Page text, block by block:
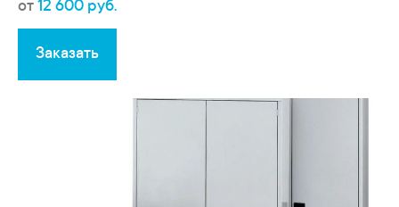
от 12 600 руб.
Заказать